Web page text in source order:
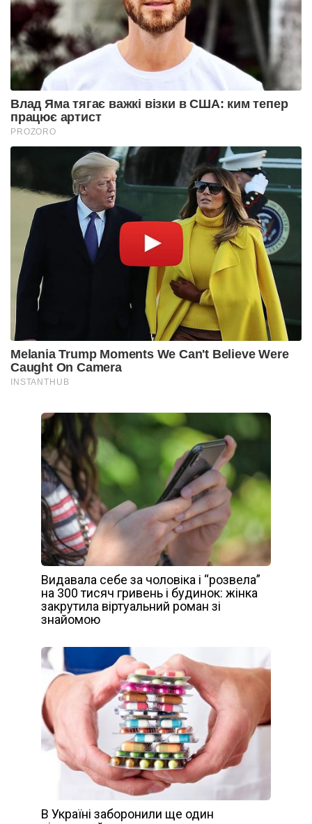
Видавала себе за чоловіка і “розвела”
на 300 тисяч гривень і будинок: жінка
закрутила віртуальний роман зі
знайомою
В Україні заборонили ще один